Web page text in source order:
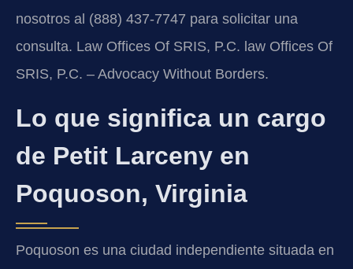
nosotros al (888) 437-7747 para solicitar una
consulta. Law Offices Of SRIS, P.C. law Offices Of
SRIS, P.C. – Advocacy Without Borders.
Lo que significa un cargo
de Petit Larceny en
Poquoson, Virginia
Poquoson es una ciudad independiente situada en